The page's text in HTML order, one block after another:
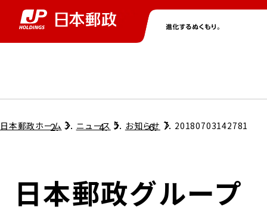
グループ情報トップ
コンプライアンス
株主・投資家情報トップ
個人投資家のみなさまへ
ニューストップ
サステナビリティトップ
担当役員メッセージ
採用情報トップ
日本郵政ホーム ニュース お知らせ 20180703142781
日本郵政グループ